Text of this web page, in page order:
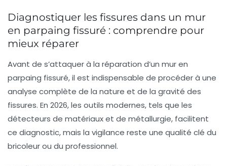
Diagnostiquer les fissures dans un mur
en parpaing fissuré : comprendre pour
mieux réparer
Avant de s’attaquer à la réparation d’un mur en
parpaing fissuré, il est indispensable de procéder à une
analyse complète de la nature et de la gravité des
fissures. En 2026, les outils modernes, tels que les
détecteurs de matériaux et de métallurgie, facilitent
ce diagnostic, mais la vigilance reste une qualité clé du
bricoleur ou du professionnel.